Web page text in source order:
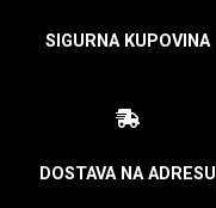
SIGURNA KUPOVINA
DOSTAVA NA ADRESU